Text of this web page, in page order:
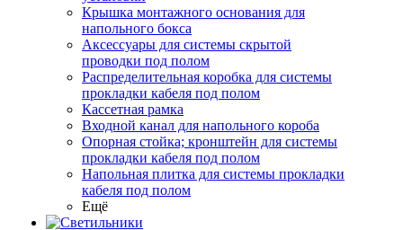
Крышка монтажного основания для
напольного бокса
Аксессуары для системы скрытой
проводки под полом
Распределительная коробка для системы
прокладки кабеля под полом
Кассетная рамка
Входной канал для напольного короба
Опорная стойка; кронштейн для системы
прокладки кабеля под полом
Напольная плитка для системы прокладки
кабеля под полом
Ещё